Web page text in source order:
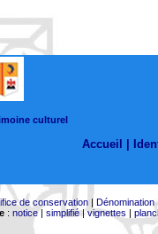
culturel
Accueil |
de conservation| Dénomination
: notice| simplifié|vignettes |